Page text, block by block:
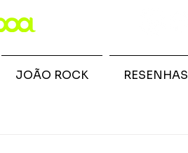
JOÃO ROCK RESENHAS